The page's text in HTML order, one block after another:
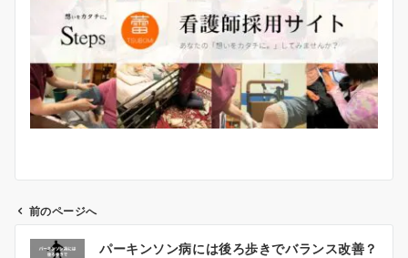
前のページへ
パーキンソン病には後ろ歩きでバランス改善？